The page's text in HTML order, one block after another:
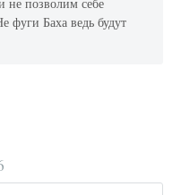
не позволим себе
фуги Баха ведь будут